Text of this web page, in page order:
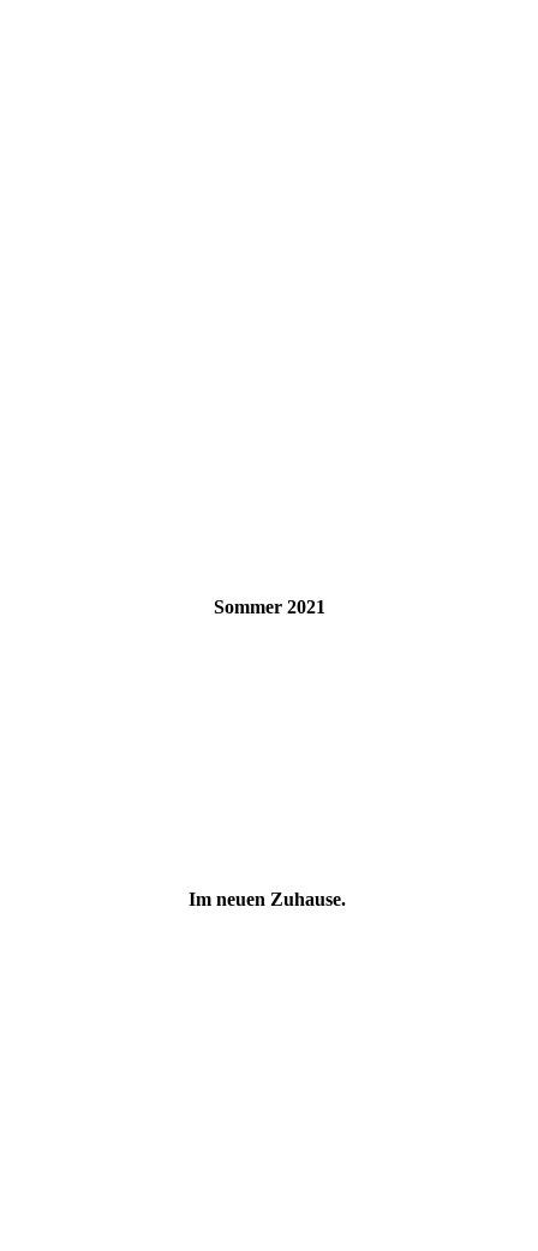
Sommer 2021
Im neuen Zuhause.